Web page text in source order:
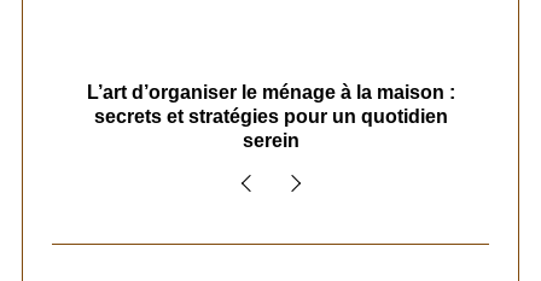
L’art d’organiser le ménage à la maison :
secrets et stratégies pour un quotidien
serein